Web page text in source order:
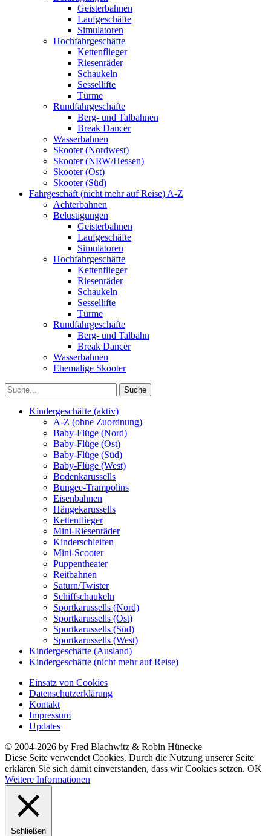
Geisterbahnen
Laufgeschäfte
Simulatoren
Hochfahrgeschäfte
Kettenflieger
Riesenräder
Schaukeln
Sessellifte
Türme
Rundfahrgeschäfte
Berg- und Talbahnen
Break Dancer
Wasserbahnen
Skooter (Nordwest)
Skooter (NRW/Hessen)
Skooter (Ost)
Skooter (Süd)
Fahrgeschäft (nicht mehr auf Reise) A-Z
Achterbahnen
Belustigungen
Geisterbahnen
Laufgeschäfte
Simulatoren
Hochfahrgeschäfte
Kettenflieger
Riesenräder
Schaukeln
Sessellifte
Türme
Rundfahrgeschäfte
Berg- und Talbahn
Break Dancer
Wasserbahnen
Ehemalige Skooter
Kindergeschäfte (aktiv)
A-Z (ohne Zuordnung)
Baby-Flüge (Nord)
Baby-Flüge (Ost)
Baby-Flüge (Süd)
Baby-Flüge (West)
Bodenkarussells
Bungee-Trampolins
Eisenbahnen
Hängekarussells
Kettenflieger
Mini-Riesenräder
Kinderschleifen
Mini-Scooter
Puppentheater
Reitbahnen
Saturn/Twister
Schiffschaukeln
Sportkarussells (Nord)
Sportkarussells (Ost)
Sportkarussells (Süd)
Sportkarussells (West)
Kindergeschäfte (Ausland)
Kindergeschäfte (nicht mehr auf Reise)
Einsatz von Cookies
Datenschutzerklärung
Kontakt
Impressum
Updates
© 2004-2026 by Fred Blachwitz & Robin Hünecke
Diese Seite verwendet Cookies. Durch die Nutzung unserer Seite
erklären Sie sich damit einverstanden, dass wir Cookies setzen. OK
Weitere Informationen
Schließen